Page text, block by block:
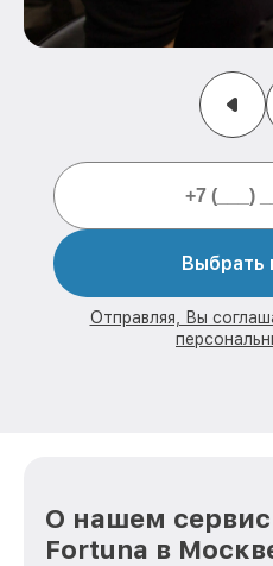
Выбрать
Отправляя, Вы
О нашем
Fortuna в